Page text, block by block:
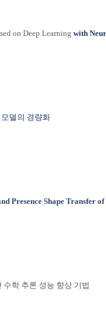
on Deep Learning with
델의 경량화
PresenceShape Transfer
수학 추론 성능 향상 기법